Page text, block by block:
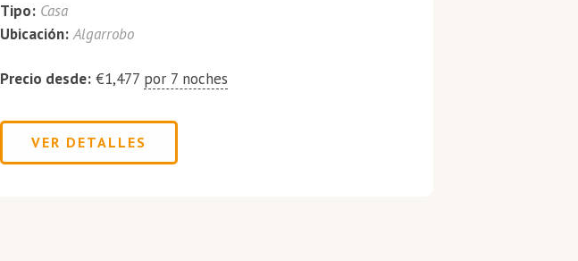
Tipo: Casa
Ubicación: Algarrobo
Precio desde: €1,477 por 7 noches
VER DETALLES